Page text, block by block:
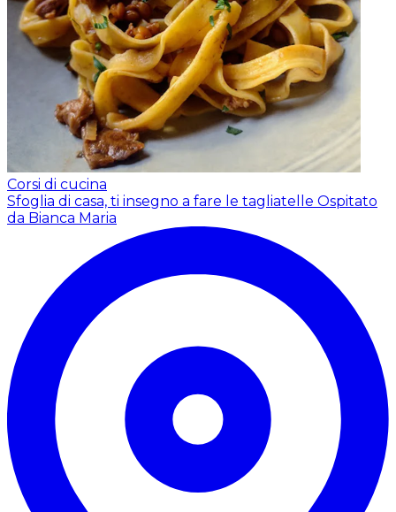
Corsi di cucina
Sfoglia di casa, ti insegno a fare le tagliatelle Ospitato
da Bianca Maria